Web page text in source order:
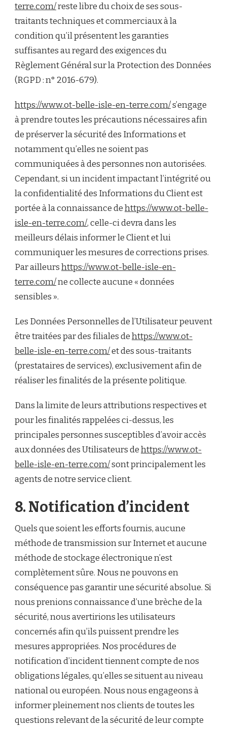
terre.com/reste libre du choix de ses sous-
traitants techniques et commerciaux à la
condition qu’il présentent les garanties
suffisantes au regard des exigences du
Règlement Général sur la Protection des Données
(RGPD : n° 2016-679).
https://www.ot-belle-isle-en-terre.com/s’engage
à prendre toutes les précautions nécessaires afin
de préserver la sécurité des Informations et
notamment qu’elles ne soient pas
communiquées à des personnes non autorisées.
Cependant, si un incident impactant l’intégrité ou
la confidentialité des Informations du Client est
portée à la connaissance dehttps://www.ot-belle-
isle-en-terre.com/, celle-ci devra dans les
meilleurs délais informer le Client et lui
communiquer les mesures de corrections prises.
Par ailleurshttps://www.ot-belle-isle-en-
terre.com/ne collecte aucune « données
sensibles ».
Les Données Personnelles de l’Utilisateur peuvent
être traitées par des filiales dehttps://www.ot-
belle-isle-en-terre.com/et des sous-traitants
(prestataires de services), exclusivement afin de
réaliser les finalités de la présente politique.
Dans la limite de leurs attributions respectives et
pour les finalités rappelées ci-dessus, les
principales personnes susceptibles d’avoir accès
aux données des Utilisateurs dehttps://www.ot-
belle-isle-en-terre.com/sont principalement les
agents de notre service client.
8. Notification d’incident
Quels que soient les efforts fournis, aucune
méthode de transmission sur Internet et aucune
méthode de stockage électronique n’est
complètement sûre. Nous ne pouvons en
conséquence pas garantir une sécurité absolue. Si
nous prenions connaissance d’une brèche de la
sécurité, nous avertirions les utilisateurs
concernés afin qu’ils puissent prendre les
mesures appropriées. Nos procédures de
notification d’incident tiennent compte de nos
obligations légales, qu’elles se situent au niveau
national ou européen. Nous nous engageons à
informer pleinement nos clients de toutes les
questions relevant de la sécurité de leur compte